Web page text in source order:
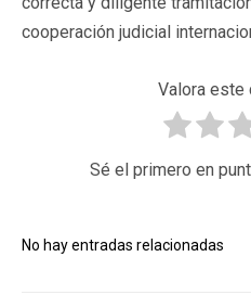
cooperación judicial
Valora este
Sé el primero en
No hay entradas relacionadas